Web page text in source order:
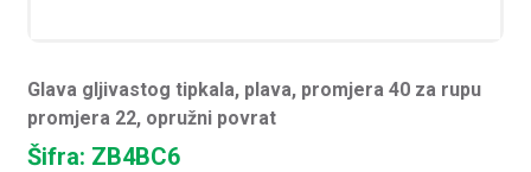
Glava gljivastog tipkala, plava, promjera 40 za rupu
promjera 22, opružni povrat
Šifra: ZB4BC6